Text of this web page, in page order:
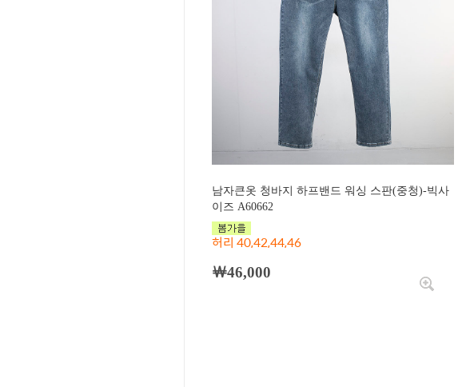
남자큰옷 청바지 하프밴드 워싱 스판(중청)-빅사
이즈 A60662
허리 40,42,44,46
￦46,000